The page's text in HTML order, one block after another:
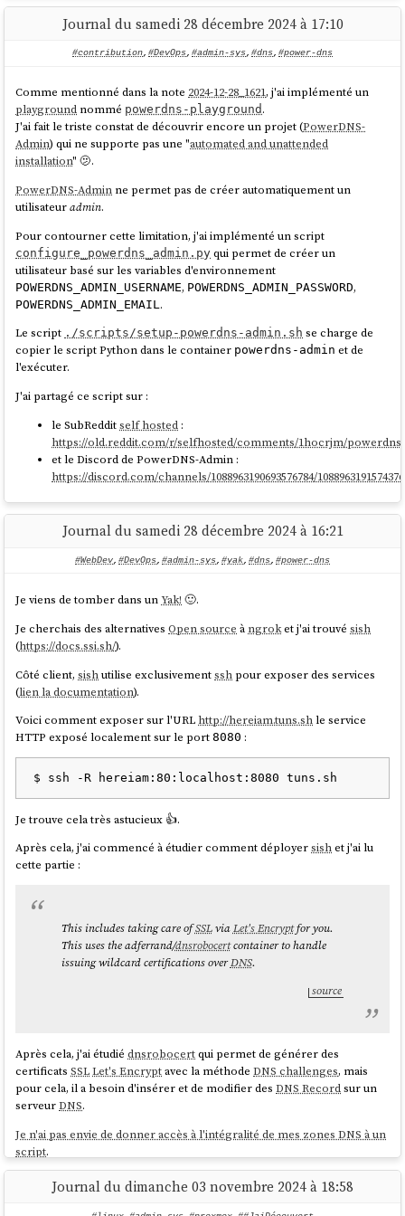
      POSTGRES_PASSWORD: {{
.Env.MINIFLUX_POSTGRES_PASSWORD }}
    healthcheck:
      test: ['CMD', 'pg_isready']
      interval: 10s
      start_period: 30s
  miniflux:
    image: miniflux/miniflux:2.2.5
    - 8080:8080
    environment:
      DATABASE_URL: postgres://miniflux:{{
.Env.MINIFLUX_POSTGRES_PASSWORD
}}@postgres/miniflux?sslmode=disable
      CREATE_ADMIN: 1
      ADMIN_USERNAME: johndoe
      ADMIN_PASSWORD: {{
.Env.MINIFLUX_ADMIN_PASSWORD }}
      test: ["CMD", "/usr/bin/miniflux", "-
healthcheck", "auto"]
    depends_on:
      postgres:
volumes:
EOF
cd ${PROJECT_FOLDER}
docker compose pull
Voici le contenu dedeploy_miniflux.sh:
set -e
cd "$(dirname "$0")/../"
gomplate -f _payload_deploy_miniflux.sh | ssh
J'utilise
_payload_deploy_miniflux.sh.
En conclusion, pour déployer une nouvelle version, j'ai juste à
Je trouve cela minimaliste et de plus, l'exécution est bien plus rapide
que la solutionAnsible.
Ce type de script peut ensuite être exécuté aussi bien manuellement
Rundeck.
https://github.com/stephane-klein/poc-bash-ssh-docker-
deployement-example
Je sélectionne la dernière entrée « Manage as external ».
Ensuite :
J'ai ajouté le DNS Record
suivant à mon serveur DNS géré par
cloudflare:
_scaleway-challenge.testscaleway.stephane-
Journal du samedi 28 décembre 2024 à 17:10
#contribution, #DevOps, #admin-sys, #dns, #power-dns
Comme mentionné dans la note 2024-12-28_1621, j'ai implémenté un
playground nommé powerdns-playground .
J'ai fait le triste constat de découvrir encore un projet (PowerDNS-
Admin) qui ne supporte pas une "automated and unattended
installation" 🫤.
PowerDNS-Admin ne permet pas de créer automatiquement un
utilisateuradmin.
Pour contourner cette limitation, j'ai implémenté un script
configure_powerdns_admin.py qui permet de créer un
utilisateur basé sur les variables d'environnement
POWERDNS_ADMIN_USERNAME, POWERDNS_ADMIN_PASSWORD,
POWERDNS_ADMIN_EMAIL .
Le script ./scripts/setup-powerdns-admin.sh se charge de
copier le script Python dans le container powerdns-admin et de
l'exécuter.
J'ai partagé ce script sur :
le SubRedditself hosted :
https://old.reddit.com/r/selfhosted/comments/1hocrjm/
et le Discord de PowerDNS-Admin :
https://discord.com/channels/1088963190693576784/
Journal du samedi 28 décembre 2024 à 16:21
#WebDev, #DevOps, #admin-sys, #yak, #dns, #power-dns
Je viens de tomber dans unYak! 🙂.
Je cherchais des alternativesOpen source à ngroket j'ai trouvésish
(https://docs.ssi.sh/).
Côté client,sishutilise exclusivementssh pour exposer des services
(lien la documentation).
Voici comment exposer sur l'URL http://hereiam.tuns.shle service
HTTP exposé localement sur le port8080 :
Je trouve cela très astucieux 👍️.
Après cela, j'ai commencé à étudier comment déployersishet j'ai lu
cette partie :
This includes taking care ofSSLviaLet's Encryptfor you.
This uses the adferrand/dnsrobocertcontainer to handle
issuing wildcard certifications overDNS.
source
Après cela, j'ai étudiédnsrobocertqui permet de générer des
certificatsSSL Let's Encryptavec la méthodeDNS challenges, mais
pour cela, il a besoin d'insérer et de modifier desDNS Recordsur un
serveurDNS.
Je n'ai pas envie de donner accès à l'intégralité de mes zones DNS à un
script.
Pour éviter cela, j'ai dans un premier temps envisagé d'utiliser un
serveur DNS managé deScaleway, mais j'ai constaté que le provider
Journal du dimanche 03 novembre 2024 à 18:58